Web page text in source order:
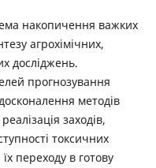
накопичення важких
агрохімічних,
досліджень.
прогнозування
методів
заходів,
токсичних
переходу в готову